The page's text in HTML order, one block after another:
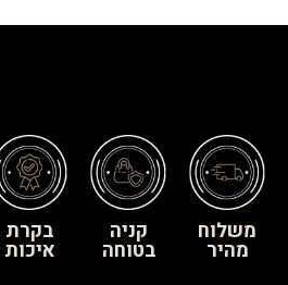
משלוח
מהיר
קניה
בטוחה
בקרת
איכות